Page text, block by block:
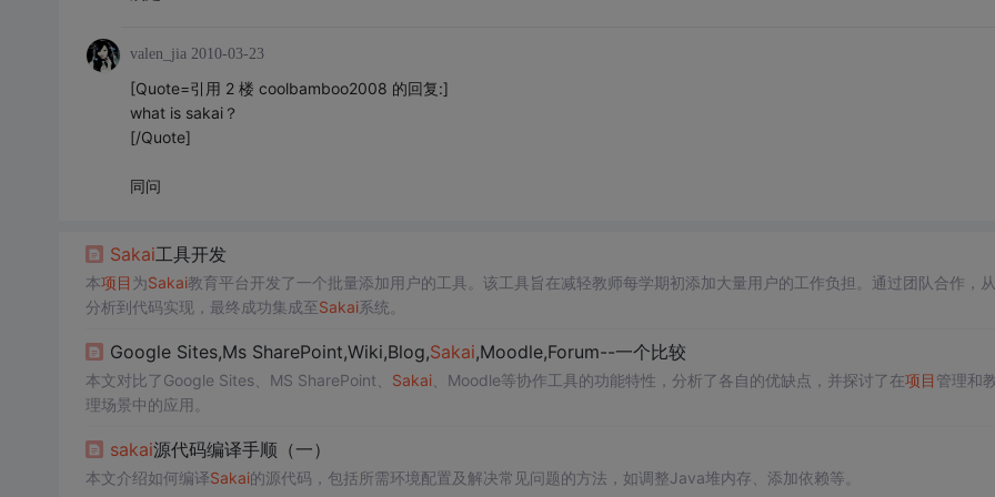
valen_jia 2010-03-23
[Quote=引用 2 楼 coolbamboo2008 的回复:]
what is sakai？
[/Quote]
同问
Sakai工具开发
本项目 为Sakai教育平台开发了一个批量添加用户的工具。该工具旨在减轻教师每学期初添加大量用户的工作负担。通过团队合作，
分析到代码实现，最终成功集成至Sakai系统。
Google Sites,Ms SharePoint,Wiki,Blog,Sakai,Moodle,Forum--一个比较
本文对比了Google Sites、MS SharePoint、 Sakai、Moodle等协作工具的功能特性，分析了各自的优缺点，并探讨了在项目 管理和
理场景中的应用。
sakai源代码编译手顺（一）
本文介绍如何编译Sakai的源代码，包括所需环境配置及解决常见问题的方法，如调整Java堆内存、添加依赖等。